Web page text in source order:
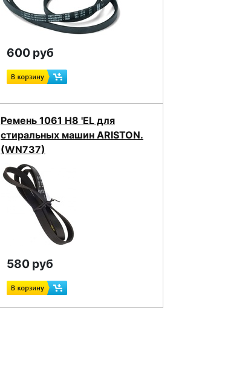
600 руб
Ремень 1061 H8 'EL для
стиральных машин ARISTON.
(WN737)
580 руб